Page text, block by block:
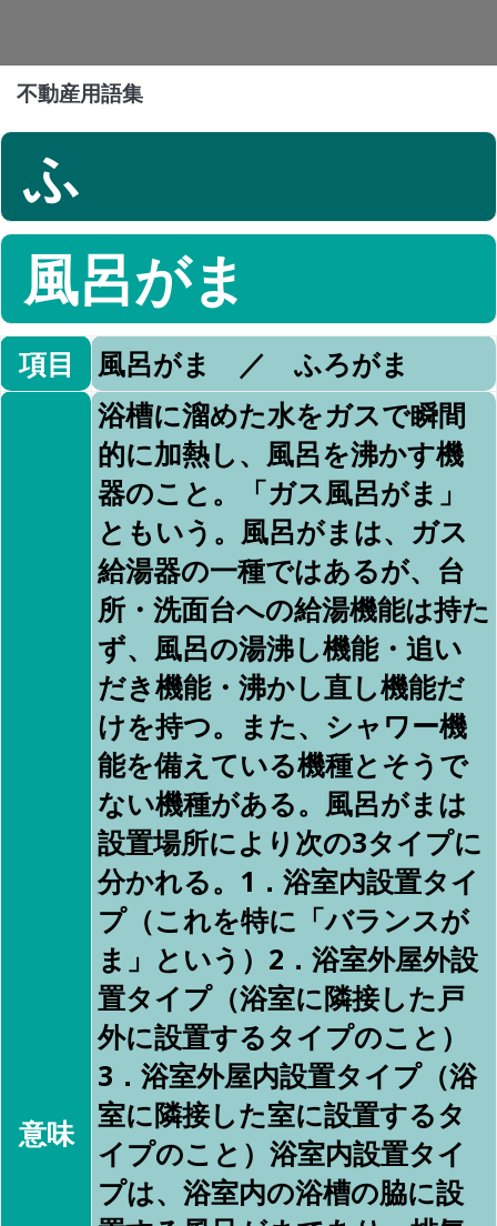
不動産用語集
ふ
風呂がま
項目 風呂がま ／ ふろがま
意味
浴槽に溜めた水をガスで瞬間
的に加熱し、風呂を沸かす機
器のこと。「ガス風呂がま」
ともいう。風呂がまは、ガス
給湯器の一種ではあるが、台
所・洗面台への給湯機能は持た
ず、風呂の湯沸し機能・追い
だき機能・沸かし直し機能だ
けを持つ。また、シャワー機
能を備えている機種とそうで
ない機種がある。風呂がまは
設置場所により次の3タイプに
分かれる。1．浴室内設置タイ
プ（これを特に「バランスが
ま」という）2．浴室外屋外設
置タイプ（浴室に隣接した戸
外に設置するタイプのこと）
3．浴室外屋内設置タイプ（浴
室に隣接した室に設置するタ
イプのこと）浴室内設置タイ
プは、浴室内の浴槽の脇に設